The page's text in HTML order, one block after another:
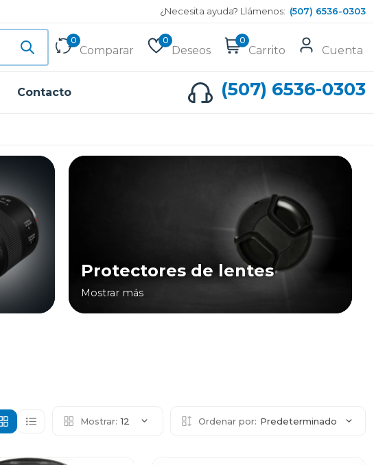
¿Necesita ayuda? Llámenos: (507) 6536-0303
0
Comparar
0
Deseos
0
Carrito Cuenta
Contacto (507) 6536-0303
Protectores de lentes
Mostrar más
Mostrar: 12 Ordenar por: Predeterminado